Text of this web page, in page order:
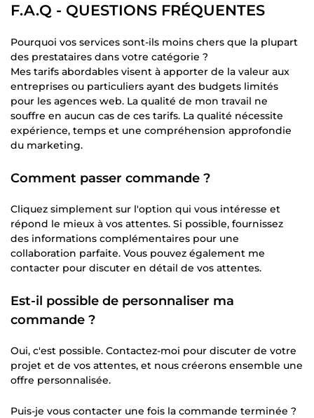
F.A.Q - QUESTIONS FRÉQUENTES
Pourquoi vos services sont-ils moins chers que la plupart
des prestataires dans votre catégorie ?
Mes tarifs abordables visent à apporter de la valeur aux
entreprises ou particuliers ayant des budgets limités
pour les agences web. La qualité de mon travail ne
souffre en aucun cas de ces tarifs. La qualité nécessite
expérience, temps et une compréhension approfondie
du marketing.
Comment passer commande ?
Cliquez simplement sur l'option qui vous intéresse et
répond le mieux à vos attentes. Si possible, fournissez
des informations complémentaires pour une
collaboration parfaite. Vous pouvez également me
contacter pour discuter en détail de vos attentes.
Est-il possible de personnaliser ma
commande ?
Oui, c'est possible. Contactez-moi pour discuter de votre
projet et de vos attentes, et nous créerons ensemble une
offre personnalisée.
Puis-je vous contacter une fois la commande terminée ?